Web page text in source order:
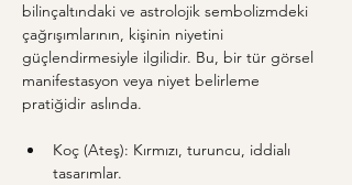
bilinçaltındaki ve astrolojik sembolizmdeki
çağrışımlarının, kişinin niyetini
güçlendirmesiyle ilgilidir. Bu, bir tür görsel
manifestasyon veya niyet belirleme
pratiğidir aslında.
Koç (Ateş): Kırmızı, turuncu, iddialı
tasarımlar.